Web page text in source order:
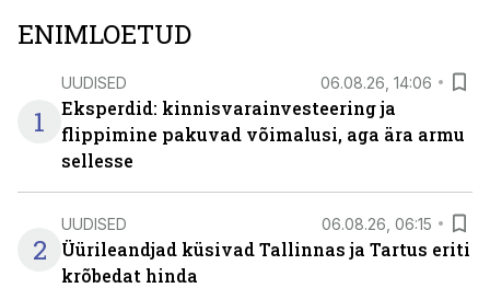
ENIMLOETUD
1
UUDISED 06.08.26, 14:06
Eksperdid: kinnisvarainvesteering ja
flippimine pakuvad võimalusi, aga ära armu
sellesse
2
UUDISED 06.08.26, 06:15
Üürileandjad küsivad Tallinnas ja Tartus eriti
krõbedat hinda